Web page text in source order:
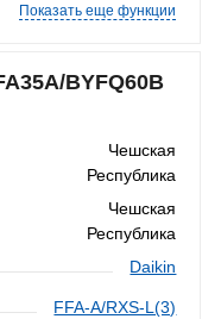
Показать еще функции
BYFQ60B
Чешская
Республика
Чешская
Республика
Daikin
FFA-A/RXS-L(3)